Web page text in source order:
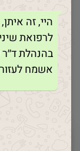
ד"ר
הדסה
היי, זה
לרפואת
בהנהלת
אשמח לעזור